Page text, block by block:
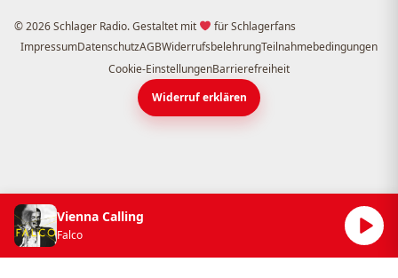
© 2026 Schlager Radio. Gestaltet mit
für Schlagerfans
ImpressumDatenschutzAGBWiderrufsbelehrungTeilnahmebedingungen
Cookie-EinstellungenBarrierefreiheit
Widerruf erklären
Vienna Calling
Falco